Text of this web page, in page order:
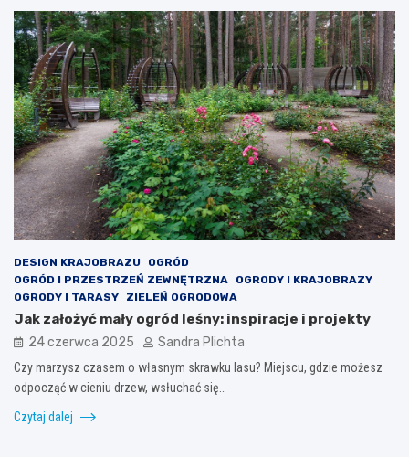
DESIGN KRAJOBRAZU
OGRÓD
OGRÓD I PRZESTRZEŃ ZEWNĘTRZNA
OGRODY I KRAJOBRAZY
OGRODY I TARASY
ZIELEŃ OGRODOWA
Jak założyć mały ogród leśny: inspiracje i projekty
24 czerwca 2025 Sandra Plichta
Czy marzysz czasem o własnym skrawku lasu? Miejscu, gdzie możesz
odpocząć w cieniu drzew, wsłuchać się…
Czytaj dalej